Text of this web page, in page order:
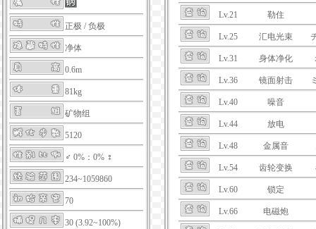
正极 /负极
净体
0.6m
81kg
矿物组
5120
♂ 0%：0% ♀
234~1059860
70
30 (3.92~100%)
Lv.21 勒住
Lv.25 汇电光束
Lv.31 身体净化
Lv.36 镜面射击
Lv.40 噪音
Lv.44 放电
Lv.48 金属音
Lv.54 齿轮变换
Lv.60 锁定
Lv.66 电磁炮